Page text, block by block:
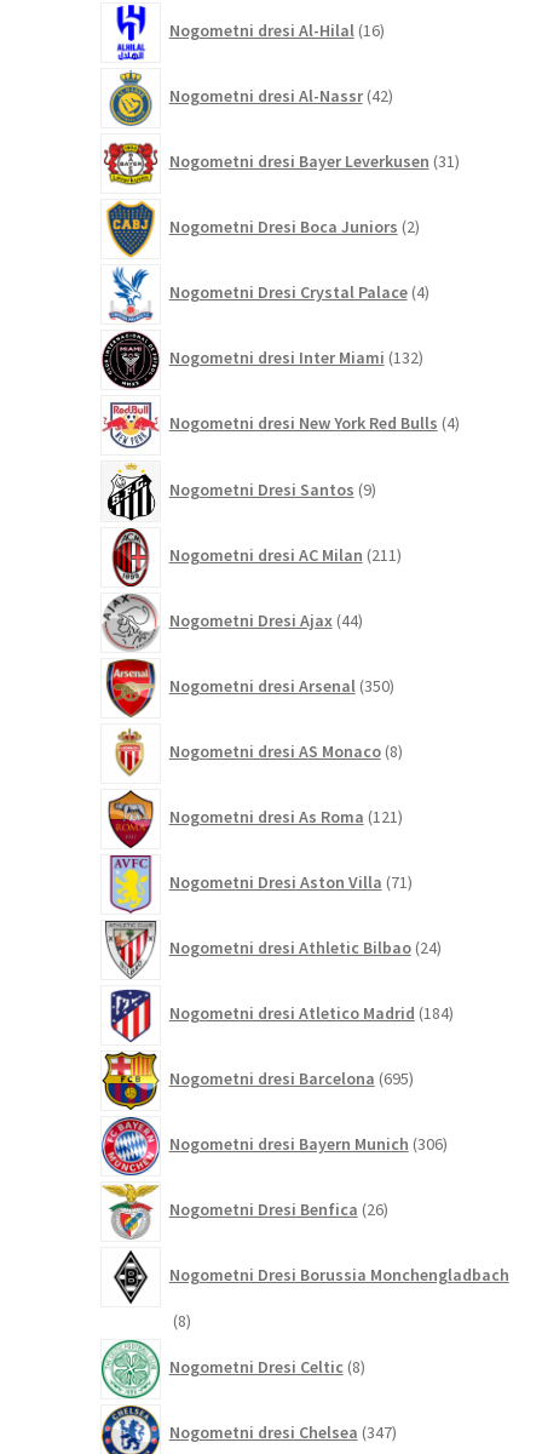
Nogometni dresi Al-Hilal 16izdelkov
Nogometni dresi Al-Nassr 42izdelkov
Nogometni dresi Bayer Leverkusen 31izdelkov
Nogometni Dresi Boca Juniors 2izdelka
Nogometni Dresi Crystal Palace 4izdelki
Nogometni dresi Inter Miami 132izdelkov
Nogometni dresi New York Red Bulls 4izdelki
Nogometni Dresi Santos 9izdelkov
Nogometni dresi AC Milan 211izdelkov
Nogometni Dresi Ajax 44izdelkov
Nogometni dresi Arsenal 350izdelkov
Nogometni dresi AS Monaco 8izdelkov
Nogometni dresi As Roma 121izdelkov
Nogometni Dresi Aston Villa 71izdelkov
Nogometni dresi Athletic Bilbao 24izdelkov
Nogometni dresi Atletico Madrid 184izdelkov
Nogometni dresi Barcelona 695izdelkov
Nogometni dresi Bayern Munich 306izdelkov
Nogometni Dresi Benfica 26izdelkov
Nogometni Dresi Borussia Monchengladbach
88
Nogometni Dresi Celtic 8izdelkov
Nogometni dresi Chelsea 347izdelkov